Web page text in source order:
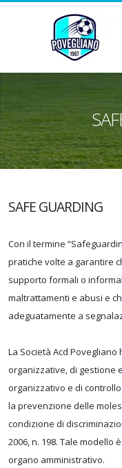
SAFE GUARDING
Con il termine
pratiche volte a garantire
supporto formali o
maltrattamenti e abusi e
adeguatamente a
La Società Acd
organizzative, di gestione
organizzativo e di
la prevenzione delle
condizione di
2006, n. 198. Tale
organo amministrativo.